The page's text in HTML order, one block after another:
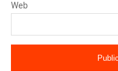
Web